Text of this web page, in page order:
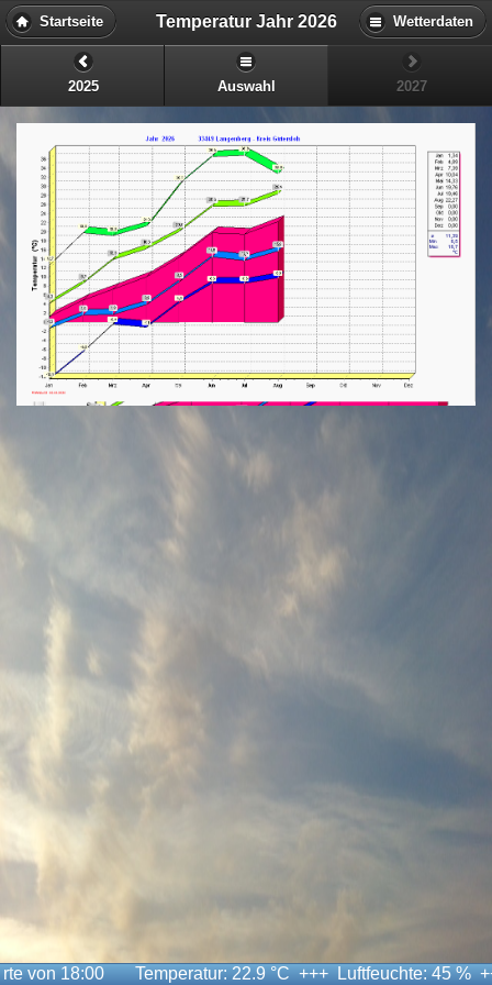
Startseite Temperatur Jahr 2026 Wetterdaten
2025 Auswahl 2027